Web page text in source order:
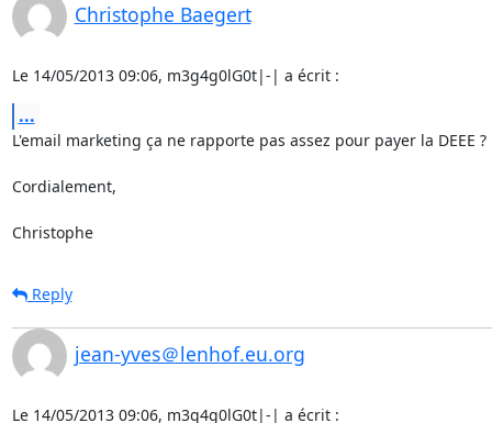
Christophe Baegert
Le 14/05/2013 09:06, m3g4g0lG0t|-| a écrit :
...
L'email marketing ça ne rapporte pas assez pour payer la DEEE ?
Cordialement,
Christophe
Reply
jean-yves＠lenhof.eu.org
Le 14/05/2013 09:06, m3g4g0lG0t|-| a écrit :